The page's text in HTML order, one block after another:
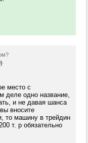
место с
деле одно название,
и не давая шанса
вносите
то машину в трейдин
т. р обязательно